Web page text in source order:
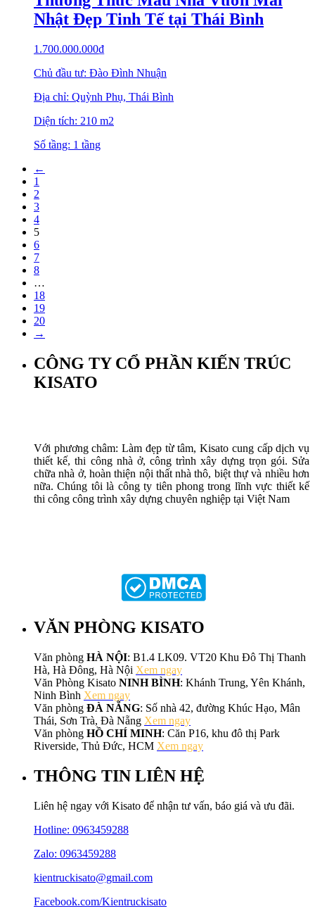
Nhật Đẹp Tinh Tế tại Thái Bình
1.700.000.000₫
Chủ đầu tư: Đào Đình Nhuận
Địa chỉ: Quỳnh Phụ, Thái Bình
Diện tích: 210 m2
Số tầng: 1 tầng
←
1
2
3
4
5
6
7
8
…
18
19
20
→
CÔNG TY CỔ PHẦN KIẾN TRÚC
KISATO
Với phương châm: Làm đẹp từ tâm, Kisato cung cấp dịch vụ
thiết kế, thi công nhà ở, công trình xây dựng trọn gói. Sửa
chữa nhà ở, hoàn thiện nội thất nhà thô, biệt thự và nhiều hơn
nữa. Chúng tôi là công ty tiên phong trong lĩnh vực thiết kế
thi công công trình xây dựng chuyên nghiệp tại Việt Nam
VĂN PHÒNG KISATO
Văn phòng HÀ NỘI: B1.4 LK09. VT20 Khu Đô Thị Thanh
Hà, Hà Đông, Hà Nội Xem ngay
Văn Phòng Kisato NINH BÌNH: Khánh Trung, Yên Khánh,
Ninh Bình Xem ngay
Văn phòng ĐÀ NẴNG: Số nhà 42, đường Khúc Hạo, Mân
Thái, Sơn Trà, Đà Nẵng Xem ngay
Văn phòng HỒ CHÍ MINH: Căn P16, khu đô thị Park
Riverside, Thủ Đức, HCM Xem ngay
THÔNG TIN LIÊN HỆ
Liên hệ ngay với Kisato để nhận tư vấn, báo giá và ưu đãi.
Hotline: 0963459288
Zalo: 0963459288
kientruckisato@gmail.com
Facebook.com/Kientruckisato